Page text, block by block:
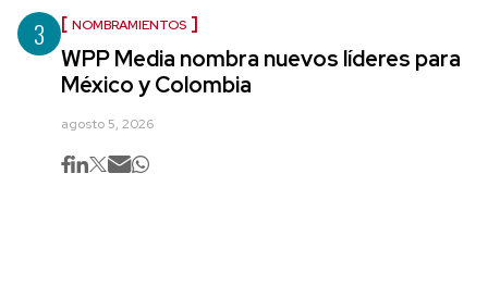
3 NOMBRAMIENTOS
WPP Media nombra nuevos líderes para
México y Colombia
agosto 5, 2026